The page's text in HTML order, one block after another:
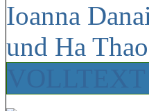
Ioanna
und Ha